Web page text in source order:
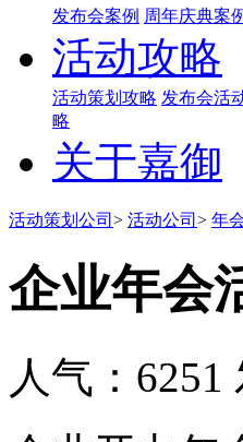
发布会案例 周年庆典案
活动攻略
活动策划攻略 发布会活
略
关于嘉御
活动策划公司 > 活动公司 > 年
企业年会
人气：6251